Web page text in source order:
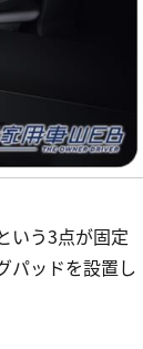
いう3点が固定
パッドを設置し